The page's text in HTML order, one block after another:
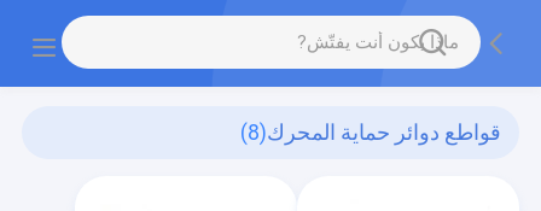
قواطع دوائر حماية المحرك(8)